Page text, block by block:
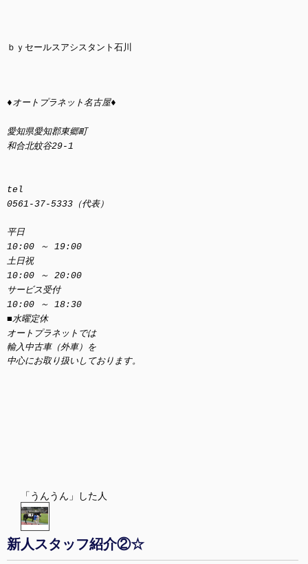
ｂｙセールスアシスタント石川
♦オートプラネット名古屋♦
愛知県愛知郡東郷町
和合北蚊谷29-1
tel
0561-37-5333（代表）
平日
10:00 ～ 19:00
土日祝
10:00 ～ 20:00
サービス受付
10:00 ～ 18:30
■水曜定休
オートプラネットでは
輸入中古車（外車）を
中心にお取り扱いしております。
「うんうん」した人
新人スタッフ紹介②☆